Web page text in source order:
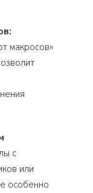
макросов»
с
или
особенно